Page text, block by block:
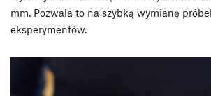
mm. Pozwala to na szybką wymianę
eksperymentów.